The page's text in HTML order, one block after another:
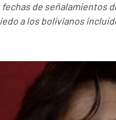
de señalamientos
a los bolivianos